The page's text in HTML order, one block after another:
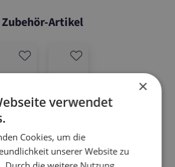
Zubehör-Artikel
×
verwendet
Cookies, um die
unserer Website zu